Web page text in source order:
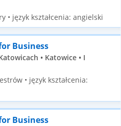
• język kształcenia: angielski
Business
• Katowice • I
• język kształcenia:
Business